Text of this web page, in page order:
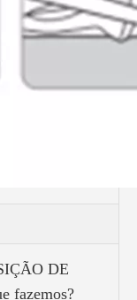
DE
fazemos?